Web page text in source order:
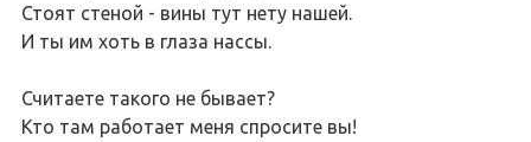
Стоят стеной - вины тут нету нашей.
И ты им хоть в глаза нассы.
Считаете такого не бывает?
Кто там работает меня спросите вы!